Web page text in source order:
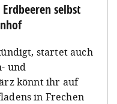
selbst
startet auch
und
könnt ihr auf
in Frechen